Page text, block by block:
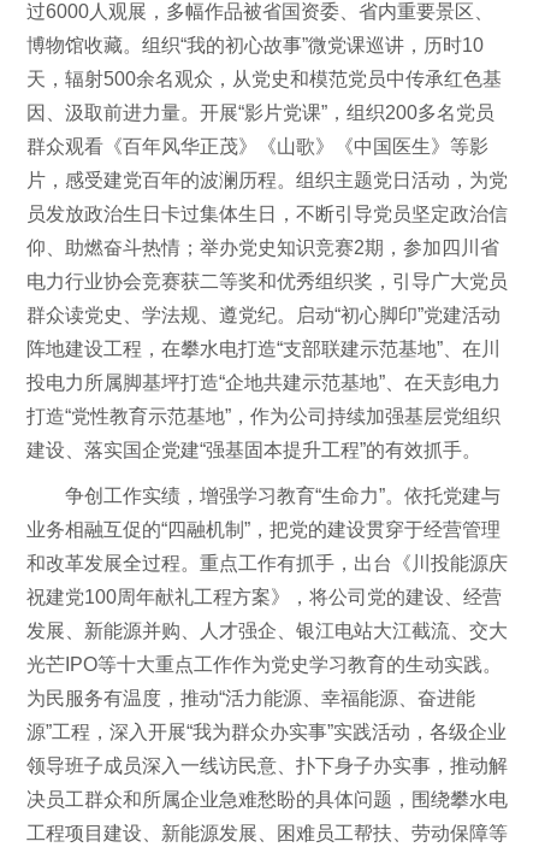
过6000人观展，多幅作品被省国资委、省内重要景区、
博物馆收藏。组织“我的初心故事”微党课巡讲，历时10
天，辐射500余名观众，从党史和模范党员中传承红色基
因、汲取前进力量。开展“影片党课”，组织200多名党员
群众观看《百年风华正茂》《山歌》《中国医生》等影
片，感受建党百年的波澜历程。组织主题党日活动，为党
员发放政治生日卡过集体生日，不断引导党员坚定政治信
仰、助燃奋斗热情；举办党史知识竞赛2期，参加四川省
电力行业协会竞赛获二等奖和优秀组织奖，引导广大党员
群众读党史、学法规、遵党纪。启动“初心脚印”党建活动
阵地建设工程，在攀水电打造“支部联建示范基地”、在川
投电力所属脚基坪打造“企地共建示范基地”、在天彭电力
打造“党性教育示范基地”，作为公司持续加强基层党组织
建设、落实国企党建“强基固本提升工程”的有效抓手。
争创工作实绩，增强学习教育“生命力”。依托党建与
业务相融互促的“四融机制”，把党的建设贯穿于经营管理
和改革发展全过程。重点工作有抓手，出台《川投能源庆
祝建党100周年献礼工程方案》，将公司党的建设、经营
发展、新能源并购、人才强企、银江电站大江截流、交大
光芒IPO等十大重点工作作为党史学习教育的生动实践。
为民服务有温度，推动“活力能源、幸福能源、奋进能
源”工程，深入开展“我为群众办实事”实践活动，各级企业
领导班子成员深入一线访民意、扑下身子办实事，推动解
决员工群众和所属企业急难愁盼的具体问题，围绕攀水电
工程项目建设、新能源发展、困难员工帮扶、劳动保障等